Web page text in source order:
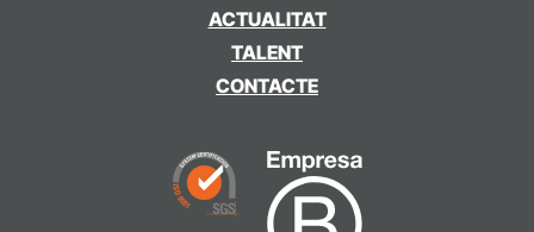
ACTUALITAT
TALENT
CONTACTE